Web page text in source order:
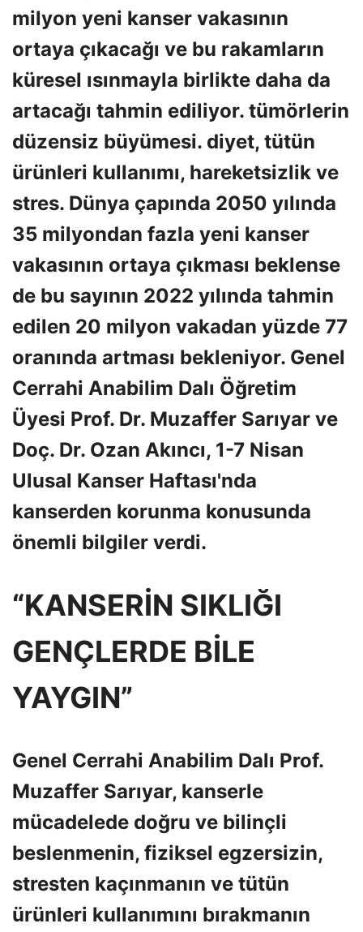
milyon yeni kanser vakasının
ortaya çıkacağı ve bu rakamların
küresel ısınmayla birlikte daha da
artacağı tahmin ediliyor. tümörlerin
düzensiz büyümesi. diyet, tütün
ürünleri kullanımı, hareketsizlik ve
stres. Dünya çapında 2050 yılında
35 milyondan fazla yeni kanser
vakasının ortaya çıkması beklense
de bu sayının 2022 yılında tahmin
edilen 20 milyon vakadan yüzde 77
oranında artması bekleniyor. Genel
Cerrahi Anabilim Dalı Öğretim
Üyesi Prof. Dr. Muzaffer Sarıyar ve
Doç. Dr. Ozan Akıncı, 1-7 Nisan
Ulusal Kanser Haftası'nda
kanserden korunma konusunda
önemli bilgiler verdi.
“KANSERİN SIKLIĞI
GENÇLERDE BİLE
YAYGIN”
Genel Cerrahi Anabilim Dalı Prof.
Muzaffer Sarıyar, kanserle
mücadelede doğru ve bilinçli
beslenmenin, fiziksel egzersizin,
stresten kaçınmanın ve tütün
ürünleri kullanımını bırakmanın